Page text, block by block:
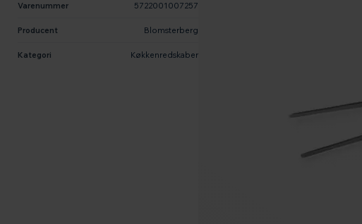
Varenummer 5722001007257
Producent Blomsterberg
Kategori Køkkenredskaber